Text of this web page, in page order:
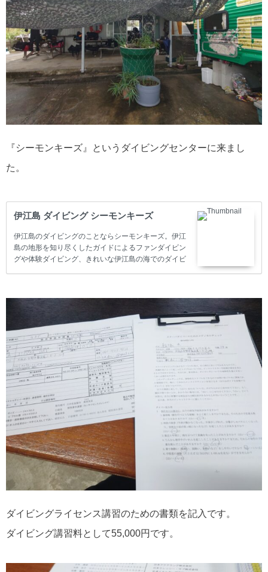
『シーモンキーズ』というダイビングセンターに来まし
た。
伊江島 ダイビング シーモンキーズ
伊江島のダイビングのことならシーモンキーズ。伊江
島の地形を知り尽くしたガイドによるファンダイビン
グや体験ダイビング、きれいな伊江島の海でのダイビ
ダイビングライセンス講習のための書類を記入です。
ダイビング講習料として55,000円です。